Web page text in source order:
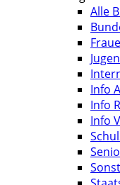
Alle
Info
Info
Info